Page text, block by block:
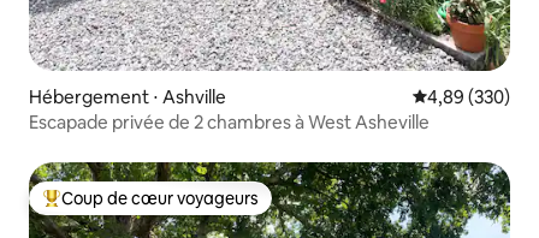
Hébergement ⋅ Ashville Évaluation
4,89 (330)
Escapade privée de 2 chambres à West Asheville
Coups de cœur voyageurs les plus appréciés
Coup de cœur voyageurs